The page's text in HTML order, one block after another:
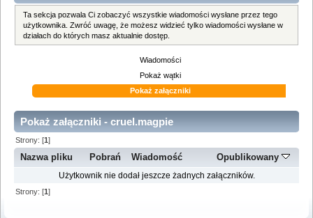
Ta sekcja pozwala Ci zobaczyć wszystkie wiadomości wysłane przez tego
użytkownika. Zwróć uwagę, że możesz widzieć tylko wiadomości wysłane w
działach do których masz aktualnie dostęp.
Wiadomości
Pokaż wątki
Pokaż załączniki
Pokaż załączniki - cruel.magpie
Strony: [1]
Nazwa pliku Pobrań Wiadomość Opublikowany
Użytkownik nie dodał jeszcze żadnych załączników.
Strony: [1]